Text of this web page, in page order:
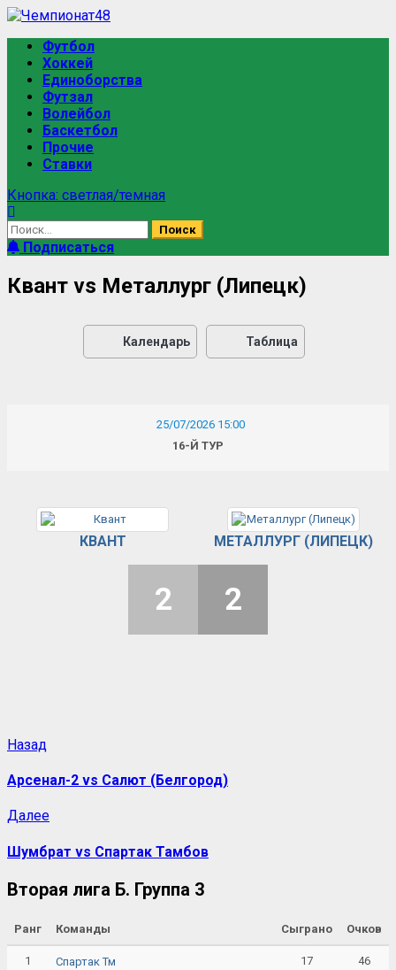
Футбол
Хоккей
Единоборства
Футзал
Волейбол
Баскетбол
Прочие
Ставки
Кнопка: светлая/темная
Подписаться
Квант vs Металлург (Липецк)
Календарь Таблица
25/07/2026 15:00
16-Й ТУР
КВАНТ МЕТАЛЛУРГ (ЛИПЕЦК)
2 2
Назад
Арсенал-2 vs Салют (Белгород)
Далее
Шумбрат vs Спартак Тамбов
Вторая лига Б. Группа 3
Ранг Команды Сыграно Очков
1 Спартак Тм 17 46